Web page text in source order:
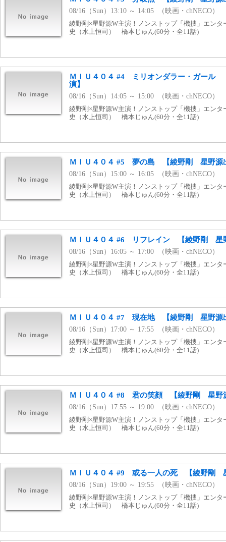
08/16（Sun）13:10 ～ 14:05 （映画・chNECO）
綾野剛×星野源W主演！ノンストップ「機捜」エン
史（水上恒司） 橋本じゅん(60分・全11話)
ＭＩＵ４０４ #4 ミリオンダラー・ガール
演】
08/16（Sun）14:05 ～ 15:00 （映画・chNECO）
綾野剛×星野源W主演！ノンストップ「機捜」エン
史（水上恒司） 橋本じゅん(60分・全11話)
ＭＩＵ４０４ #5 夢の島 【綾野剛 星野源
08/16（Sun）15:00 ～ 16:05 （映画・chNECO）
綾野剛×星野源W主演！ノンストップ「機捜」エン
史（水上恒司） 橋本じゅん(60分・全11話)
ＭＩＵ４０４ #6 リフレイン 【綾野剛 星
08/16（Sun）16:05 ～ 17:00 （映画・chNECO）
綾野剛×星野源W主演！ノンストップ「機捜」エン
史（水上恒司） 橋本じゅん(60分・全11話)
ＭＩＵ４０４ #7 現在地 【綾野剛 星野源
08/16（Sun）17:00 ～ 17:55 （映画・chNECO）
綾野剛×星野源W主演！ノンストップ「機捜」エン
史（水上恒司） 橋本じゅん(60分・全11話)
ＭＩＵ４０４ #8 君の笑顔 【綾野剛 星野
08/16（Sun）17:55 ～ 19:00 （映画・chNECO）
綾野剛×星野源W主演！ノンストップ「機捜」エン
史（水上恒司） 橋本じゅん(60分・全11話)
ＭＩＵ４０４ #9 或る一人の死 【綾野剛
08/16（Sun）19:00 ～ 19:55 （映画・chNECO）
綾野剛×星野源W主演！ノンストップ「機捜」エン
史（水上恒司） 橋本じゅん(60分・全11話)